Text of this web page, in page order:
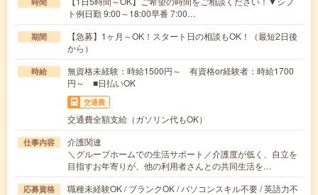
ト例日勤 9:00～18:00早番 7:00…
期間
【急募】1ヶ月～OK！スタート日の相談もOK！（最短2日後
から）
時給
無資格未経験：時給1500円～ 有資格or経験者：時給1700
円～ ■日払いOK
交通費
交通費全額支給（ガソリン代もOK）
仕事内容
介護関連
＼グループホームでの生活サポート／介護度が低く、自立を
目指すお年寄りが、他の利用者さんとの共同生活を…
応募資格
職種未経験OK / ブランクOK / パソコンスキル不要 / 英語力不